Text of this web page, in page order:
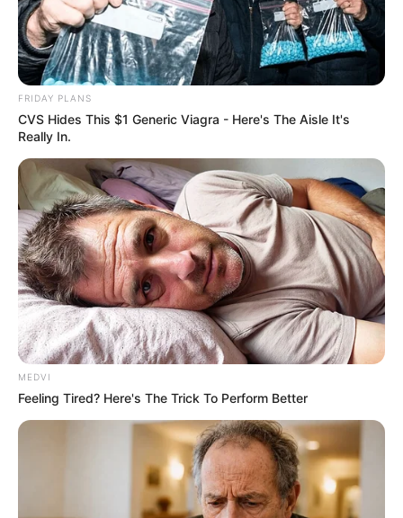
FRIDAY PLANS
CVS Hides This $1 Generic Viagra - Here's The Aisle It's
Really In.
MEDVI
Feeling Tired? Here's The Trick To Perform Better